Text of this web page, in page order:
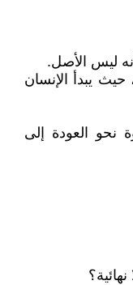
ليس الأصل.
حيث يبدأ الإنسان
العودة إلى